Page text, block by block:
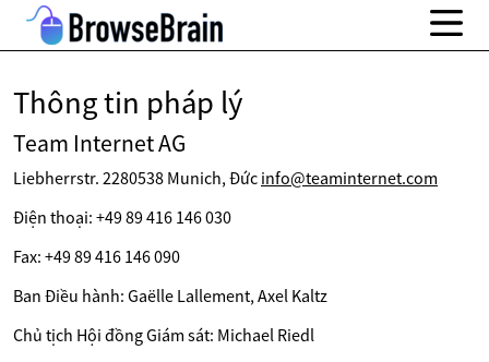
Thông tin pháp lý
Team Internet AG
Liebherrstr. 2280538 Munich, Đức info@teaminternet.com
Điện thoại: +49 89 416 146 030
Fax: +49 89 416 146 090
Ban Điều hành: Gaëlle Lallement, Axel Kaltz
Chủ tịch Hội đồng Giám sát: Michael Riedl